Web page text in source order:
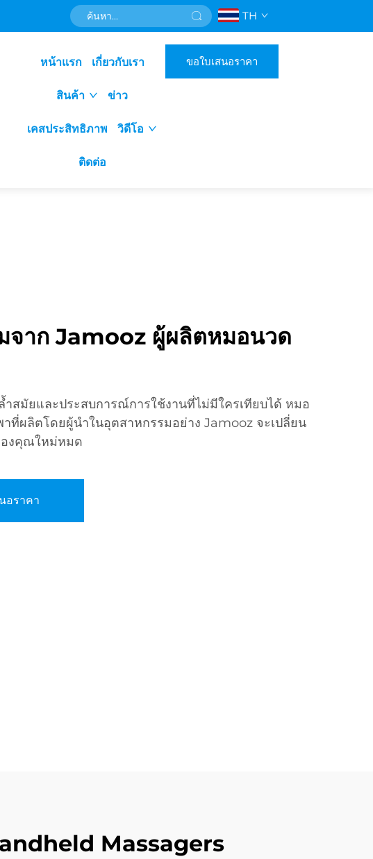
TH
หน้าแรก เกี่ยวกับเรา
สินค้า ข่าว
เคสประสิทธิภาพ วิดีโอ
ติดต่อ
ขอใบเสนอราคา
จาก Jamooz ผู้ผลิตหมอนวด
ำสมัยและประสบการณ์การใช้งานที่ไม่มีใครเทียบได้ หมอ
ที่ผลิตโดยผู้นำในอุตสาหกรรมอย่าง Jamooz จะเปลี่ยน
งคุณใหม่หมด
อราคา
Massagers